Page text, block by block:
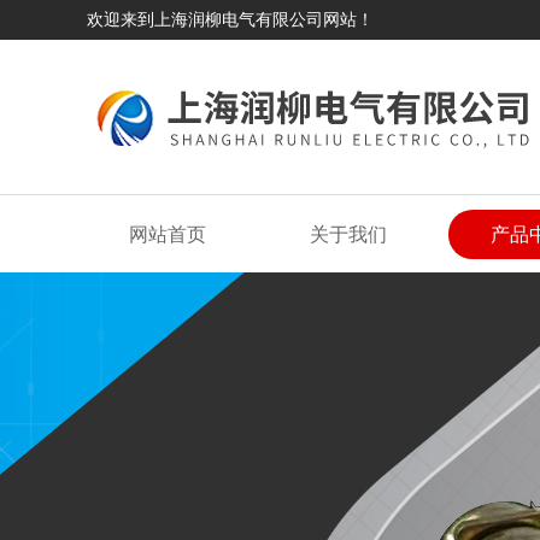
欢迎来到上海润柳电气有限公司网站！
网站首页 关于我们 产品